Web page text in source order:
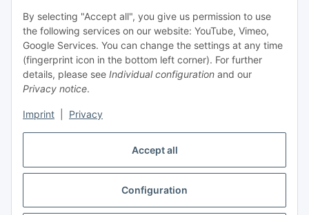
Accept all
Configuration
By selecting "Accept all", you give us permission to use
the following services on our website: YouTube, Vimeo,
Google Services. You can change the settings at any time
(fingerprint icon in the bottom left corner). For further
details, please see Individual configuration and our
Privacy notice.
Imprint Privacy
Contact
Mayaadi Home
Max-Planck-Str. 34
61184 Karben
Germany
Telephone: +49-6039-938080
info@mayaadi-home.de